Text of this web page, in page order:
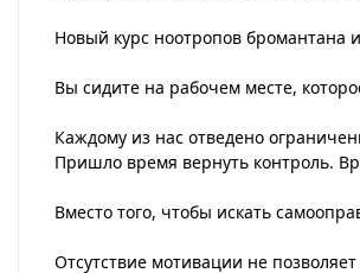
Новый курс ноотропов бромантана
Вы сидите на рабочем месте,
Каждому из нас отведено
Пришло время вернуть контроль.
Вместо того, чтобы искать
Отсутствие мотивации не